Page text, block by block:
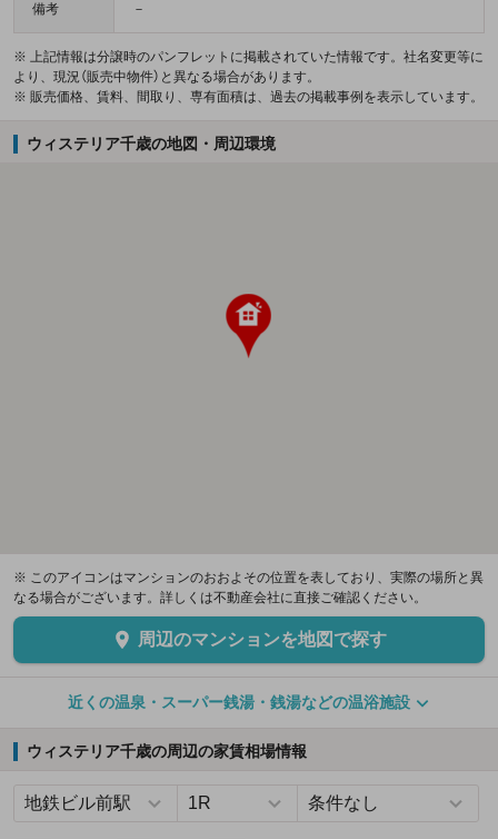
備考 －
※ 上記情報は分譲時のパンフレットに掲載されていた情報です。社名変更等に
より、現況（販売中物件）と異なる場合があります。
※ 販売価格、賃料、間取り、専有面積は、過去の掲載事例を表示しています。
ウィステリア千歳の地図・周辺環境
※ このアイコンはマンションのおおよその位置を表しており、実際の場所と異
なる場合がございます。詳しくは不動産会社に直接ご確認ください。
周辺のマンションを地図で探す
近くの温泉・スーパー銭湯・銭湯などの温浴施設
ウィステリア千歳の周辺の家賃相場情報